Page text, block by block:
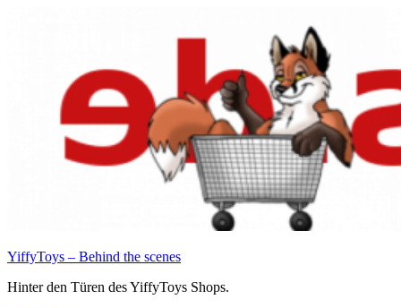
YiffyToys – Behind the scenes
Hinter den Türen des YiffyToys Shops.